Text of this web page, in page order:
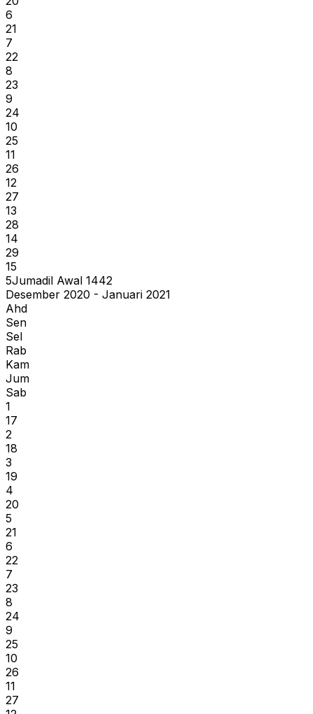
6
21
7
22
8
23
9
24
10
25
11
26
12
27
13
28
14
29
15
5Jumadil Awal 1442
Desember 2020 - Januari 2021
Ahd
Sen
Sel
Rab
Kam
Jum
Sab
1
17
2
18
3
19
4
20
5
21
6
22
7
23
8
24
9
25
10
26
11
27